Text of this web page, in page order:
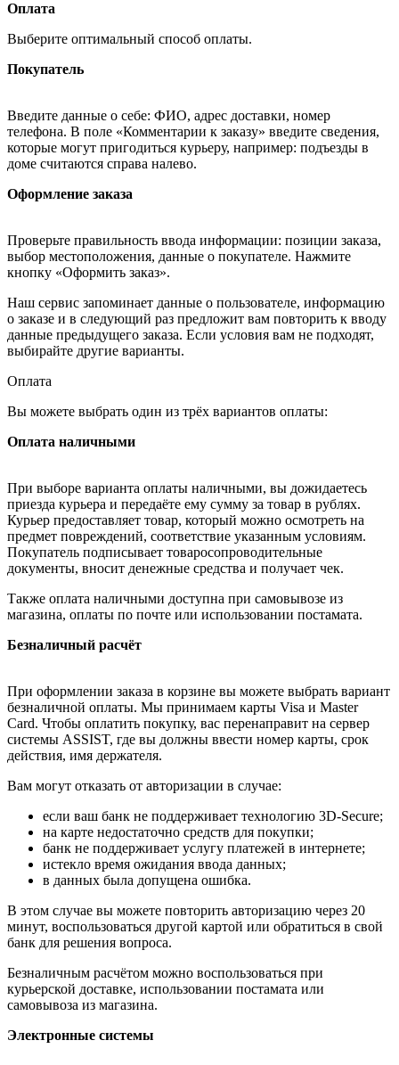
Оплата
Выберите оптимальный способ оплаты.
Покупатель
Введите данные о себе: ФИО, адрес доставки, номер
телефона. В поле «Комментарии к заказу» введите сведения,
которые могут пригодиться курьеру, например: подъезды в
доме считаются справа налево.
Оформление заказа
Проверьте правильность ввода информации: позиции заказа,
выбор местоположения, данные о покупателе. Нажмите
кнопку «Оформить заказ».
Наш сервис запоминает данные о пользователе, информацию
о заказе и в следующий раз предложит вам повторить к вводу
данные предыдущего заказа. Если условия вам не подходят,
выбирайте другие варианты.
Оплата
Вы можете выбрать один из трёх вариантов оплаты:
Оплата наличными
При выборе варианта оплаты наличными, вы дожидаетесь
приезда курьера и передаёте ему сумму за товар в рублях.
Курьер предоставляет товар, который можно осмотреть на
предмет повреждений, соответствие указанным условиям.
Покупатель подписывает товаросопроводительные
документы, вносит денежные средства и получает чек.
Также оплата наличными доступна при самовывозе из
магазина, оплаты по почте или использовании постамата.
Безналичный расчёт
При оформлении заказа в корзине вы можете выбрать вариант
безналичной оплаты. Мы принимаем карты Visa и Master
Card. Чтобы оплатить покупку, вас перенаправит на сервер
системы ASSIST, где вы должны ввести номер карты, срок
действия, имя держателя.
Вам могут отказать от авторизации в случае:
если ваш банк не поддерживает технологию 3D-Secure;
на карте недостаточно средств для покупки;
банк не поддерживает услугу платежей в интернете;
истекло время ожидания ввода данных;
в данных была допущена ошибка.
В этом случае вы можете повторить авторизацию через 20
минут, воспользоваться другой картой или обратиться в свой
банк для решения вопроса.
Безналичным расчётом можно воспользоваться при
курьерской доставке, использовании постамата или
самовывоза из магазина.
Электронные системы